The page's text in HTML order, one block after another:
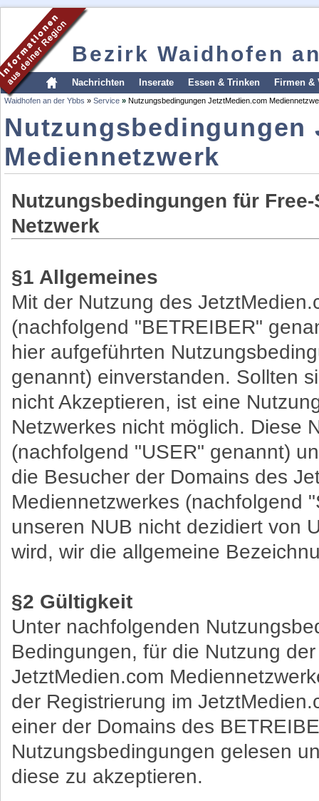
Bezirk Waidhofen
Nachrichten Inserate Essen & Trinken Firmen &
Waidhofen an der Ybbs » Service » Nutzungsbedingungen JetztMedien.com
Nutzungsbedingungen
Mediennetzwerk
Nutzungsbedingungen für
Netzwerk
§1 Allgemeines
Mit der Nutzung des
(nachfolgend "BETREIBER"
hier aufgeführten
genannt) einverstanden. Sollten
nicht Akzeptieren, ist eine
Netzwerkes nicht möglich. Diese
(nachfolgend "USER" genannt)
die Besucher der Domains des
Mediennetzwerkes (nachfolgend
unseren NUB nicht dezidiert von
wird, wir die allgemeine
§2 Gültigkeit
Unter nachfolgenden
Bedingungen, für die Nutzung
JetztMedien.com
der Registrierung im
einer der Domains des
Nutzungsbedingungen gelesen
diese zu akzeptieren.